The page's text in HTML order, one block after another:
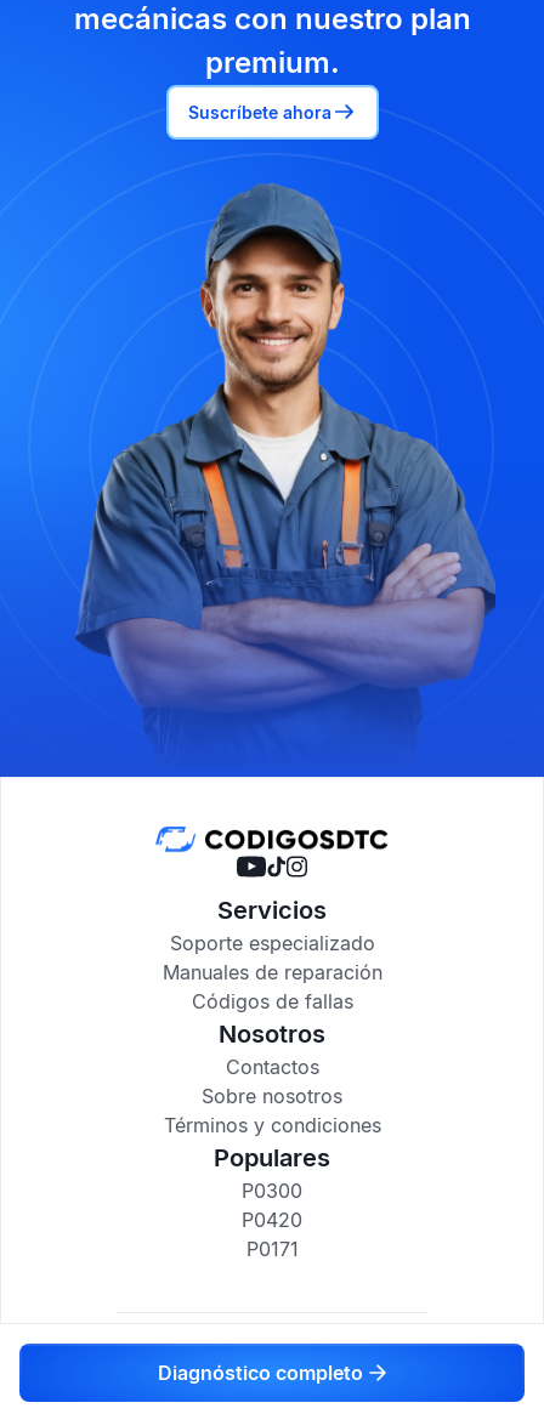
mecánicas con nuestro plan
premium.
Suscríbete ahora
Diagnóstico completo
Servicios
Soporte especializado
Manuales de reparación
Códigos de fallas
Nosotros
Contactos
Sobre nosotros
Términos y condiciones
Populares
P0300
P0420
P0171
codigosdtc.com © 2017-2025